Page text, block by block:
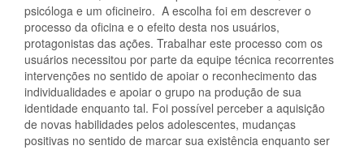
psicóloga e um oficineiro. A escolha foi em descrever o
processo da oficina e o efeito desta nos usuários,
protagonistas das ações. Trabalhar este processo com os
usuários necessitou por parte da equipe técnica recorrentes
intervenções no sentido de apoiar o reconhecimento das
individualidades e apoiar o grupo na produção de sua
identidade enquanto tal. Foi possível perceber a aquisição
de novas habilidades pelos adolescentes, mudanças
positivas no sentido de marcar sua existência enquanto ser